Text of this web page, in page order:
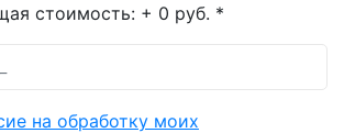
стоимость: + 0 руб. *
на обработку моих